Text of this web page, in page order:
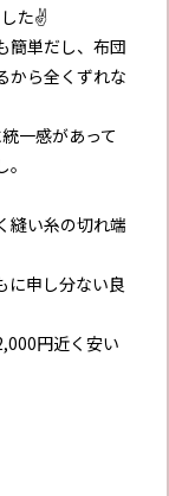
した✌️
簡単だし、布団
から全くずれな
一感があって
縫い糸の切れ端
に申し分ない良
円近く安い